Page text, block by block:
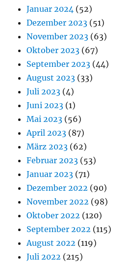
Januar 2024 (52)
Dezember 2023 (51)
November 2023 (63)
Oktober 2023 (67)
September 2023 (44)
August 2023 (33)
Juli 2023 (4)
Juni 2023 (1)
Mai 2023 (56)
April 2023 (87)
März 2023 (62)
Februar 2023 (53)
Januar 2023 (71)
Dezember 2022 (90)
November 2022 (98)
Oktober 2022 (120)
September 2022 (115)
August 2022 (119)
Juli 2022 (215)